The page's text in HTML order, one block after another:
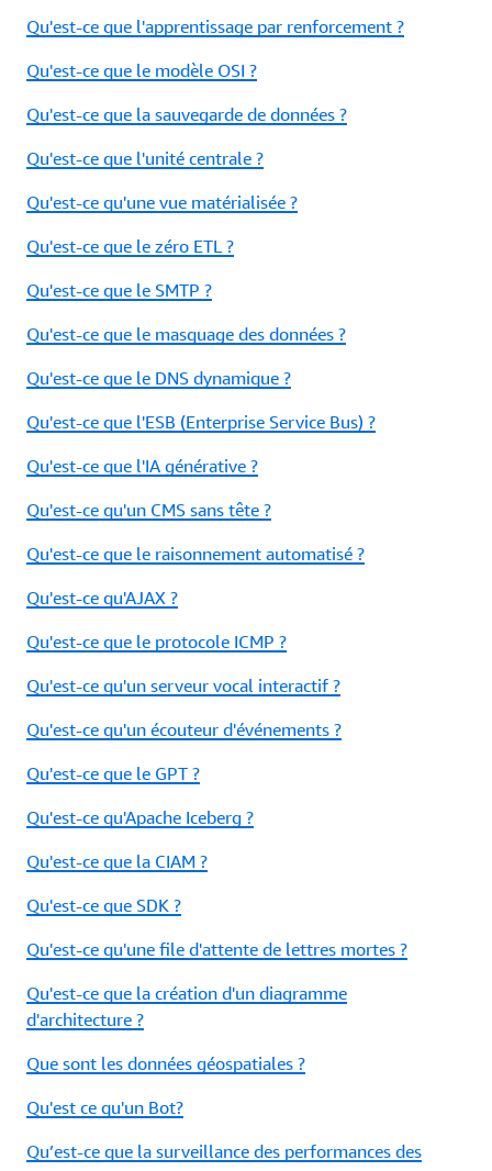
Qu'est-ce que l'apprentissage par renforcement ?
Qu'est-ce que le modèle OSI ?
Qu'est-ce que la sauvegarde de données ?
Qu'est-ce que l'unité centrale ?
Qu'est-ce qu'une vue matérialisée ?
Qu'est-ce que le zéro ETL ?
Qu'est-ce que le SMTP ?
Qu'est-ce que le masquage des données ?
Qu'est-ce que le DNS dynamique ?
Qu'est-ce que l'ESB (Enterprise Service Bus) ?
Qu'est-ce que l'IA générative ?
Qu'est-ce qu'un CMS sans tête ?
Qu'est-ce que le raisonnement automatisé ?
Qu'est-ce qu'AJAX ?
Qu'est-ce que le protocole ICMP ?
Qu'est-ce qu'un serveur vocal interactif ?
Qu'est-ce qu'un écouteur d'événements ?
Qu'est-ce que le GPT ?
Qu'est-ce qu'Apache Iceberg ?
Qu'est-ce que la CIAM ?
Qu'est-ce que SDK ?
Qu'est-ce qu'une file d'attente de lettres mortes ?
Qu'est-ce que la création d'un diagramme
d'architecture ?
Que sont les données géospatiales ?
Qu'est ce qu'un Bot?
Qu’est-ce que la surveillance des performances des